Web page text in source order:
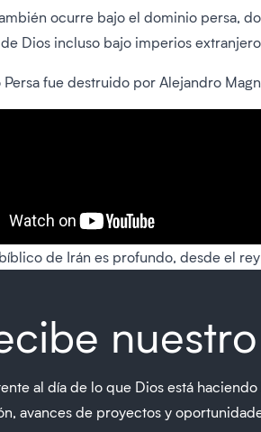
ocurre bajo el dominio persa,
Dios incluso bajo imperios
fue destruido por Alejandro
de Irán es profundo, desde el
al día de lo que Dios está
avances de proyectos y